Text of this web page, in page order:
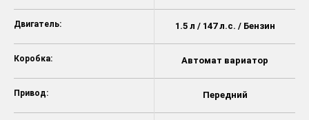
Двигатель:
Коробка:
Привод:
1.5 л / 147 л.с. / Бензин
Автомат вариатор
Передний